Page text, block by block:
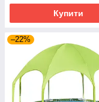
Купити
–22%